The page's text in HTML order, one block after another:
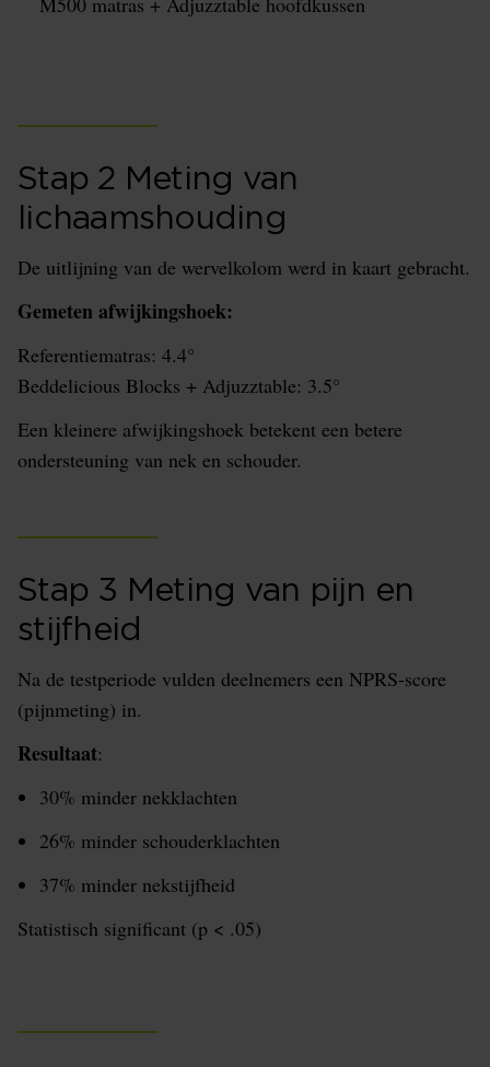
Stap 2 Meting van
lichaamshouding
De uitlijning van de wervelkolom werd in kaart gebracht.
Gemeten afwijkingshoek:
Referentiematras: 4.4°
Beddelicious Blocks + Adjuzztable: 3.5°
Een kleinere afwijkingshoek betekent een betere
ondersteuning van nek en schouder.
Stap 3 Meting van pijn en
stijfheid
Na de testperiode vulden deelnemers een NPRS-score
(pijnmeting) in.
Resultaat:
30% minder nekklachten
26% minder schouderklachten
37% minder nekstijfheid
Statistisch significant (p < .05)